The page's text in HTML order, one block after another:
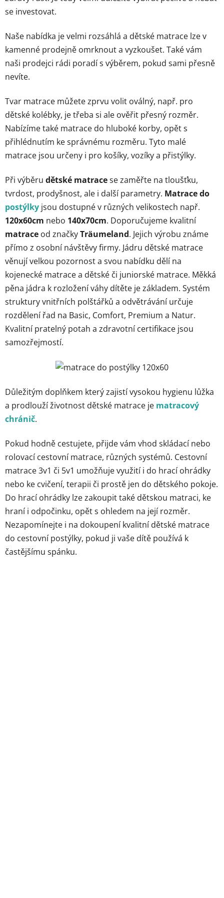
se investovat.
Naše nabídka je velmi rozsáhlá a dětské matrace lze v
kamenné prodejně omrknout a vyzkoušet. Také vám
naši prodejci rádi poradí s výběrem, pokud sami přesně
nevíte.
Tvar matrace můžete zprvu volit oválný, např. pro
dětské kolébky, je třeba si ale ověřit přesný rozměr.
Nabízíme také matrace do hluboké korby, opět s
přihlédnutím ke správnému rozměru. Tyto malé
matrace jsou určeny i pro košíky, vozíky a přistýlky.
Při výběru dětské matracese zaměřte na tloušťku,
tvrdost, prodyšnost, ale i další parametry. Matrace do
postýlky jsou dostupné v různých velikostech např.
120x60cm nebo 140x70cm. Doporučujeme kvalitní
matrace od značkyTräumeland. Jejich výrobu známe
přímo z osobní návštěvy firmy. Jádru dětské matrace
věnují velkou pozornost a svou nabídku dělí na
kojenecké matrace a dětské či juniorské matrace. Měkká
pěna jádra k rozložení váhy dítěte je základem. Systém
struktury vnitřních polštářků a odvětrávání určuje
rozdělení řad na Basic, Comfort, Premium a Natur.
Kvalitní pratelný potah a zdravotní certifikace jsou
samozřejmostí.
Důležitým doplňkem který zajistí vysokou hygienu lůžka
a prodlouží životnost dětské matrace je matracový
chránič.
Pokud hodně cestujete, přijde vám vhod skládací nebo
rolovací cestovní matrace, různých systémů. Cestovní
matrace 3v1 či 5v1 umožňuje využití i do hrací ohrádky
nebo ke cvičení, terapii či prostě jen do dětského pokoje.
Do hrací ohrádky lze zakoupit také dětskou matraci, ke
hraní i odpočinku, opět s ohledem na její rozměr.
Nezapomínejte i na dokoupení kvalitní dětské matrace
do cestovní postýlky, pokud ji vaše dítě používá k
častějšímu spánku.